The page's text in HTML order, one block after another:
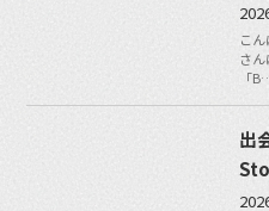
こ
さ
「
出